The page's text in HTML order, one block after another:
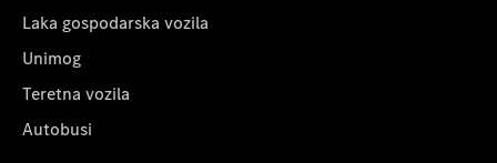
Laka gospodarska vozila
Unimog
Teretna vozila
Autobusi